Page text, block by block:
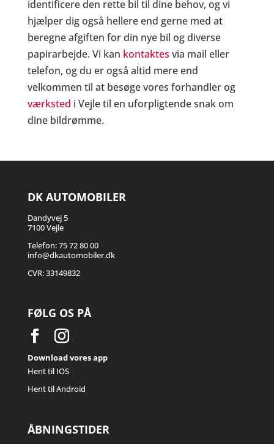
identificere den rette bil til dine behov, og vi
hjælper dig også hellere end gerne med at
beregne afgiften for din nye bil og diverse
papirarbejde. Vi kan kontaktes via mail eller
telefon, og du er også altid mere end
velkommen til at besøge vores forhandler og
værksted i Vejle til en uforpligtende snak om
dine bildrømme.
DK AUTOMOBILER
Dandyvej 5
7100 Vejle
Telefon: 75 72 80 00
info@dkautomobiler.dk
CVR: 33149832
FØLG OS PÅ
Download vores app
Hent til IOS
Hent til Android
ÅBNINGSTIDER